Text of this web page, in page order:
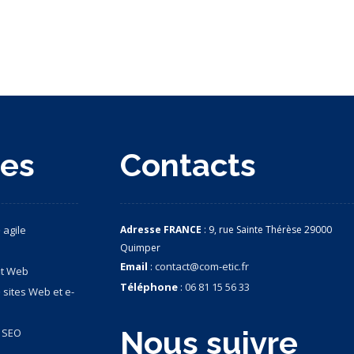
agile
Web
Web et e-
Contacts
Adresse FRANCE : 9, rue Sainte Thérèse 29000
Quimper
Email :contact@com-etic.fr
Téléphone :06 81 15 56 33
Nous suivre